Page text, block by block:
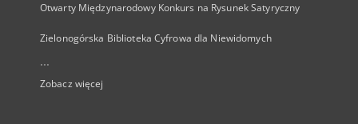
Otwarty Międzynarodowy Konkurs na Rysunek Satyryczny
Zielonogórska Biblioteka Cyfrowa dla Niewidomych
...
Zobacz więcej